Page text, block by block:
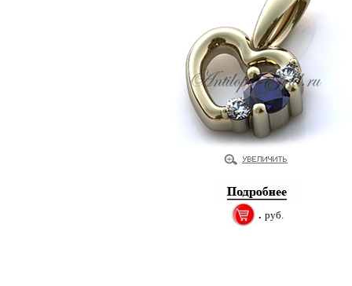
. руб.